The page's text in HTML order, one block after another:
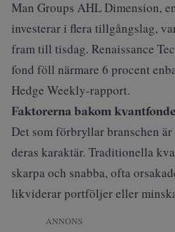
Man Groups AHL Dimension,
investerar i flera tillgångslag,
fram till tisdag. Renaissance
fond föll närmare 6 procent
Hedge Weekly-rapport.
Faktorerna bakom
Det som förbryllar branschen
deras karaktär. Traditionella
skarpa och snabba, ofta
likviderar portföljer eller
ANNONS